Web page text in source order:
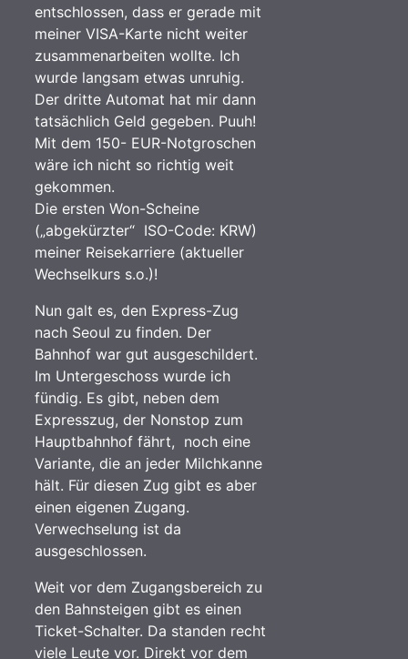
entschlossen, dass er gerade mit
meiner VISA-Karte nicht weiter
zusammenarbeiten wollte. Ich
wurde langsam etwas unruhig.
Der dritte Automat hat mir dann
tatsächlich Geld gegeben. Puuh!
Mit dem 150- EUR-Notgroschen
wäre ich nicht so richtig weit
gekommen.
Die ersten Won-Scheine
(„abgekürzter“ ISO-Code: KRW)
meiner Reisekarriere (aktueller
Wechselkurs s.o.)!
Nun galt es, den Express-Zug
nach Seoul zu finden. Der
Bahnhof war gut ausgeschildert.
Im Untergeschoss wurde ich
fündig. Es gibt, neben dem
Expresszug, der Nonstop zum
Hauptbahnhof fährt, noch eine
Variante, die an jeder Milchkanne
hält. Für diesen Zug gibt es aber
einen eigenen Zugang.
Verwechselung ist da
ausgeschlossen.
Weit vor dem Zugangsbereich zu
den Bahnsteigen gibt es einen
Ticket-Schalter. Da standen recht
viele Leute vor. Direkt vor dem